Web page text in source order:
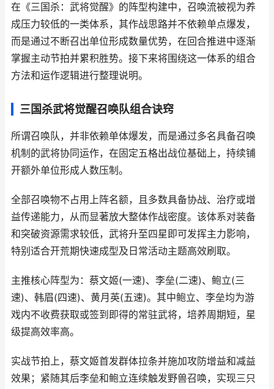
在《三国杀：武将觉醒》的阵型构建中，召唤流被视为养
成压力较低的一类体系，其作战思路并不依赖单点爆发，
而是通过不断召出单位形成数量优势，在回合推进中逐渐
掌握主动节拍并累积胜势。接下来将围绕这一体系的组合
方法和运作逻辑进行整理说明。
三国杀武将觉醒召唤队组合诀窍
所谓召唤队，并非依赖单体爆发，而是通过多名具备召唤
机制的武将协同运作，在固定五格出战位基础上，持续铺
开额外单位形成人数压制。
全部召唤物不占用上阵名额，且多数具备协战、治疗或增
益传递能力，从而显著放大整体作战密度。该体系对装备
和突破资源需求较低，武将升至四星即可发挥主力影响，
特别适合开荒期快速成型及日常活动主题高效刷取。
主推核心阵型为：蔡文姬(一速)、李垒(二速)、鲍立(三
速)、韩眉(四速)、黄月英(五速)。其中鲍立、李垒均为游
戏内不收费获取或签到即得的常驻武将，培养周期短，星
级提高效率高。
实战节拍上，蔡文姬首发群体拉条并施加攻防增益和减益
效果；紧随其后李垒和鲍立连续触发野兽召唤，实现三只